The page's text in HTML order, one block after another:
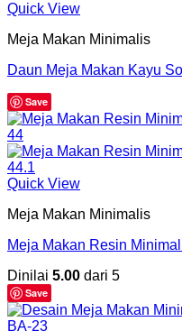
Quick View
Meja Makan Minimalis
Daun Meja Makan Kayu
Save
Quick View
Meja Makan Minimalis
Meja Makan Resin
Dinilai 5.00 dari 5
Save